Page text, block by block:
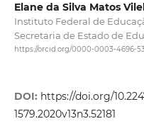
Elane da Silva Matos
Instituto Federal de
Secretaria de Estado de
https://orcid.org/0000-0003-4696-
DOI: https://doi.org/
1579.2020v13n3.52181